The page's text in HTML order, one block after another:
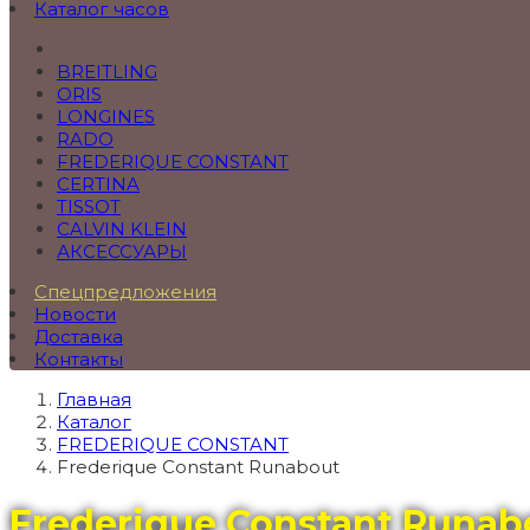
Каталог часов
BREITLING
ORIS
LONGINES
RADO
FREDERIQUE CONSTANT
CERTINA
TISSOT
CALVIN KLEIN
АКСЕССУАРЫ
Спецпредложения
Новости
Доставка
Контакты
Главная
Каталог
FREDERIQUE CONSTANT
Frederique Constant Runabout